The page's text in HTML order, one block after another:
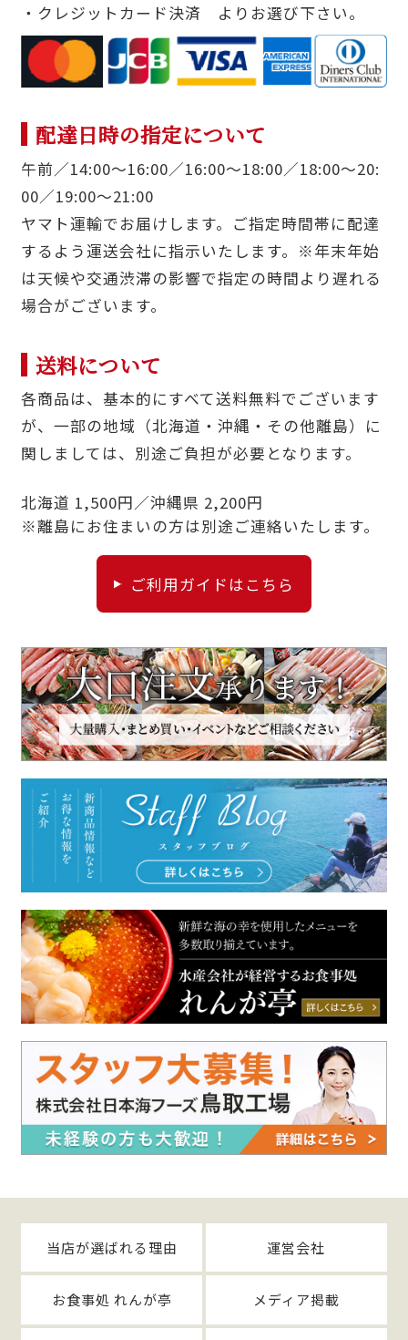
・クレジットカード決済 よりお選び下さい。
配達日時の指定について
午前／14:00〜16:00／16:00〜18:00／18:00〜20:
00／19:00〜21:00
ヤマト運輸でお届けします。ご指定時間帯に配達
するよう運送会社に指示いたします。※年末年始
は天候や交通渋滞の影響で指定の時間より遅れる
場合がございます。
送料について
各商品は、基本的にすべて送料無料でございます
が、一部の地域（北海道・沖縄・その他離島）に
関しましては、別途ご負担が必要となります。
北海道 1,500円／沖縄県 2,200円
※離島にお住まいの方は別途ご連絡いたします。
ご利用ガイドはこちら
当店が選ばれる理由 運営会社
お食事処 れんが亭 メディア掲載